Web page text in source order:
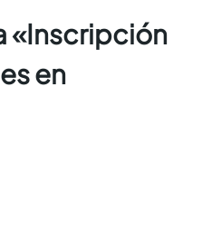
«Inscripción
en